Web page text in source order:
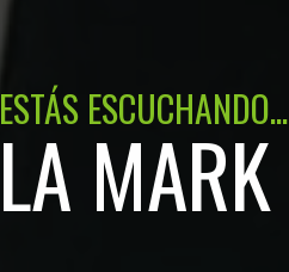
ESTÁS ESCUCHANDO...
LA MARK